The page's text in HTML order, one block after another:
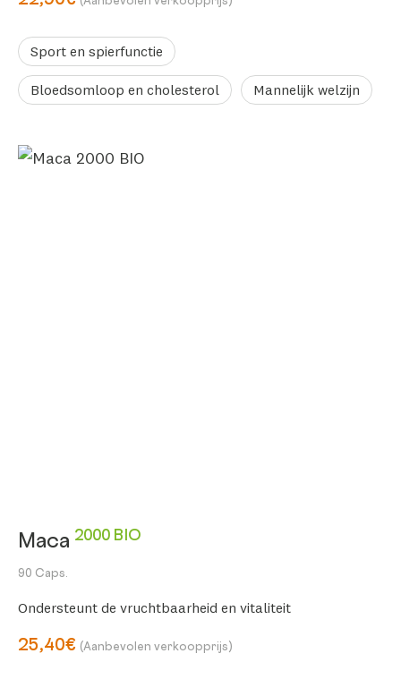
Sport en spierfunctie
Bloedsomloop en cholesterol Mannelijk welzijn
Maca 2000 BIO
90 Caps.
Ondersteunt de vruchtbaarheid en vitaliteit
25,40€ (Aanbevolen verkoopprijs)